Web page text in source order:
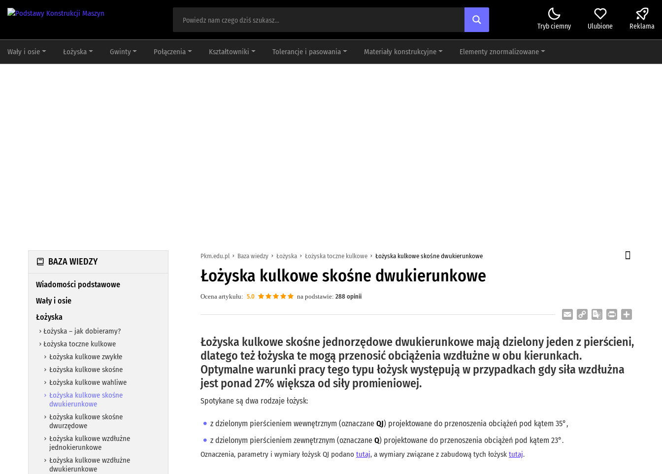
Tryb ciemny Ulubione Reklama
Wały i osie Łożyska Gwinty Połączenia Kształtowniki Tolerancje i pasowania Materiały konstrukcyjne Elementy znormalizowane
BAZA WIEDZY
Wiadomości podstawowe
Wały i osie
Łożyska
Łożyska – jak dobieramy?
Łożyska toczne kulkowe
Łożyska kulkowe zwykłe
Łożyska kulkowe skośne
Łożyska kulkowe wahliwe
Łożyska kulkowe skośne
dwukierunkowe
Łożyska kulkowe skośne
dwurzędowe
Łożyska kulkowe wzdłużne
jednokierunkowe
Łożyska kulkowe wzdłużne
dwukierunkowe
Pkm.edu.pl Baza wiedzy Łożyska Łożyska toczne kulkowe Łożyska kulkowe skośne dwukierunkowe
Łożyska kulkowe skośne dwukierunkowe
Ocena artykułu: 5.0 na podstawie: 288 opinii
Email
Copy
GooglePrint
Łożyska kulkowe skośne jednorzędowe dwukierunkowe mają dzielony jeden z pierścieni,
dlatego też łożyska te mogą przenosić obciążenia wzdłużne w obu kierunkach.
Optymalne warunki pracy tego typu łożysk występują w przypadkach gdy siła wzdłużna
jest ponad 27% większa od siły promieniowej.
Spotykane są dwa rodzaje łożysk:
z dzielonym pierścieniem wewnętrznym (oznaczane QJ) projektowane do przenoszenia obciążeń pod kątem 35°,
z dzielonym pierścieniem zewnętrznym (oznaczane Q) projektowane do przenoszenia obciążeń pod kątem 23°.
Oznaczenia, parametry i wymiary łożysk QJ podano tutaj, a wymiary związane z zabudową tych łożysk tutaj.